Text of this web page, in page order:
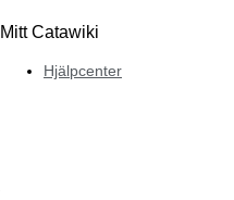
Mitt Catawiki
Hjälpcenter